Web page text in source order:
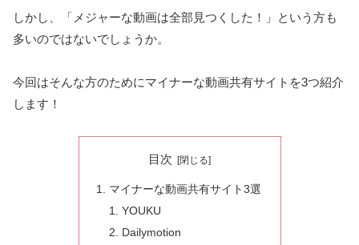
しかし、「メジャーな動画は全部見つくした！」という方も
多いのではないでしょうか。
今回はそんな方のためにマイナーな動画共有サイトを3つ紹介
します！
目次
マイナーな動画共有サイト3選
YOUKU
Dailymotion